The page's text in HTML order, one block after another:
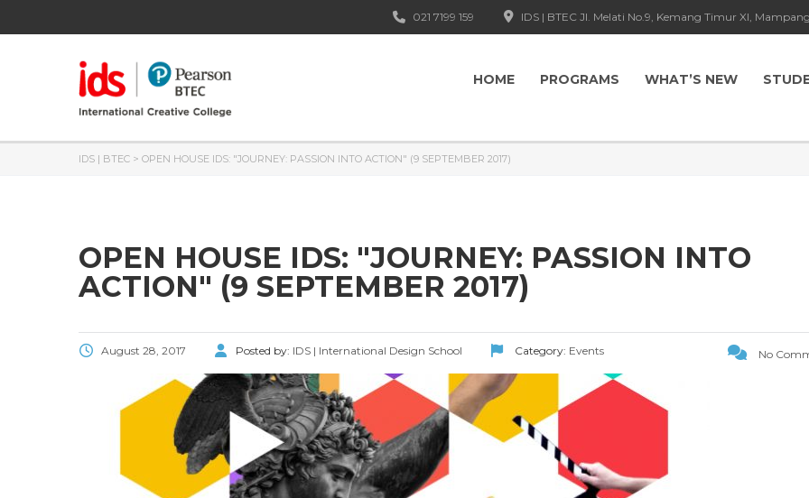
IDS | BTEC Jl. Melati No.9, Kemang Timur XI,
021 7199 159
HOME PROGRAMS WHAT’S NEW
IDS | BTEC > OPEN HOUSE IDS: "JOURNEY: PASSION INTO ACTION" (9 SEPTEMBER 2017)
OPEN HOUSE IDS: "JOURNEY: PASSION INTO
ACTION" (9 SEPTEMBER 2017)
August 28, 2017 Posted by: IDS | International Design School Category: Events No